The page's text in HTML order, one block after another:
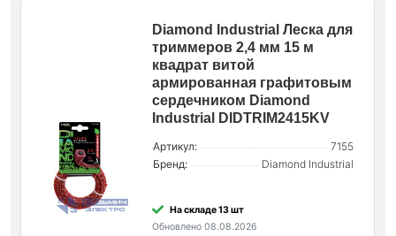
Diamond Industrial Леска для
триммеров 2,4 мм 15 м
квадрат витой
армированная графитовым
сердечником Diamond
Industrial DIDTRIM2415KV
Артикул:
7155
Бренд:
Diamond Industrial
На складе 13 шт
Обновлено 08.08.2026